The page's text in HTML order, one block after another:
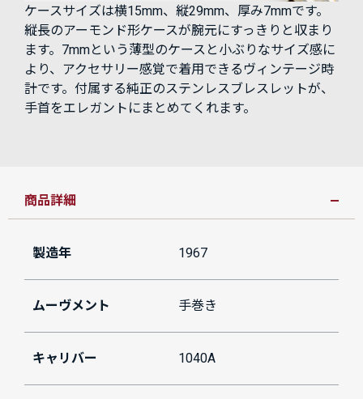
ケースサイズは横15mm、縦29mm、厚み7mmです。
縦長のアーモンド形ケースが腕元にすっきりと収まり
ます。7mmという薄型のケースと小ぶりなサイズ感に
より、アクセサリー感覚で着用できるヴィンテージ時
計です。付属する純正のステンレスブレスレットが、
手首をエレガントにまとめてくれます。
商品詳細
製造年 1967
ムーヴメント 手巻き
キャリバー 1040A